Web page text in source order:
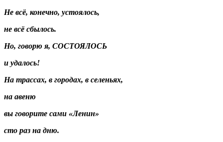
Не всё, конечно, устоялось,
не всё сбылось.
Но, говорю я, СОСТОЯЛОСЬ
и удалось!
На трассах, в городах, в селеньях,
на авеню
вы говорите сами «Ленин»
сто раз на дню.